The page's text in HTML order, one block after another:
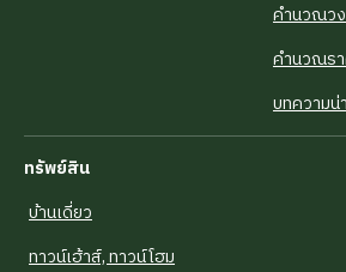
คำนวณว
คำนวณร
บทความน่
ทรัพย์สิน
บ้านเดี่ยว
ทาวน์เฮ้าส์, ทาวน์โฮม